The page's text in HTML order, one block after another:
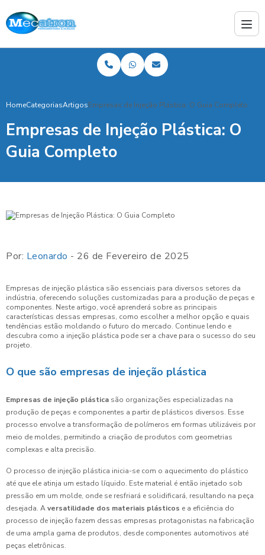
HomeCategoriasArtigosEmpresas de Injeção Plástica: O Guia Completo
Empresas de Injeção Plástica: O
Guia Completo
Por: Leonardo - 26 de Fevereiro de 2025
Empresas de injeção plástica são essenciais para diversos setores da
indústria, oferecendo soluções customizadas para a produção de peças e
componentes. Neste artigo, você aprenderá sobre as principais
características dessas empresas, como escolher a melhor opção e quais
tendências estão moldando o futuro do mercado. Continue lendo e
descubra como a injeção plástica pode ser a chave para o sucesso do seu
projeto.
O que são empresas de injeção plástica
Empresas de injeção plástica são organizações especializadas na
produção de peças e componentes a partir de plásticos diversos. Esse
processo envolve a transformação de polímeros em formas utilizáveis por
meio de moldes, permitindo a criação de produtos com geometrias
complexas e alta precisão.
O processo de injeção plástica inicia-se com o aquecimento do plástico
até que ele atinja um estado líquido. Este material é então injetado sob
pressão em um molde, onde se resfriará e solidificará, resultando na peça
desejada. Aversatilidade dos materiais plásticos e a eficiência do
processo de injeção fazem dessas empresas protagonistas na fabricação
de uma ampla gama de produtos, desde componentes automotivos até
peças eletrônicas.